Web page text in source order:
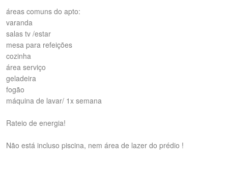
áreas comuns do apto:
varanda
salas tv /estar
mesa para refeições
cozinha
área serviço
geladeira
fogão
máquina de lavar/ 1x semana
Rateio de energia!
Não está incluso piscina, nem área de lazer do prédio !